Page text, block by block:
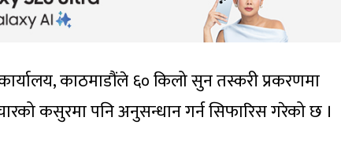
काठमाडौंले ६० किलो सुन तस्करी प्रकरणमा
कसुरमा पनि अनुसन्धान गर्न सिफारिस गरेको छ ।